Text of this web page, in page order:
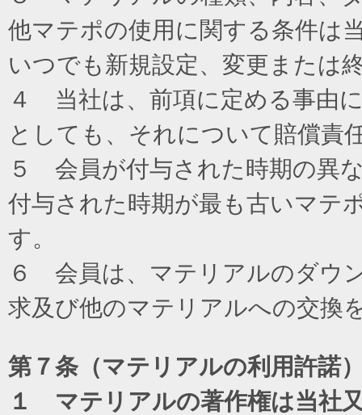
他マテポの使用に関する条件は
いつでも新規設定、変更または
４ 当社は、前項に定める事由
としても、それについて賠償責
５ 会員が付与された時期の異
付与された時期が最も古いマテ
す。
６ 会員は、マテリアルのダウ
求及び他のマテリアルへの交換
第７条（マテリアルの利用許諾
１ マテリアルの著作権は当社